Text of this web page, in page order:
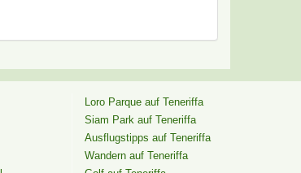
Loro Parque auf Teneriffa
Siam Park auf Teneriffa
Ausflugstipps auf Teneriffa
Wandern auf Teneriffa